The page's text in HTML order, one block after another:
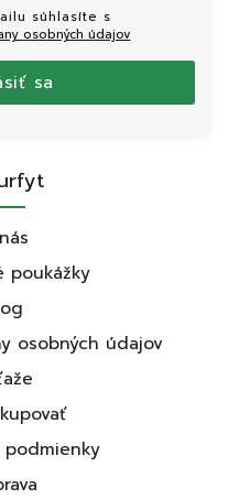
osobných údajov
sa
poukážky
osobných údajov